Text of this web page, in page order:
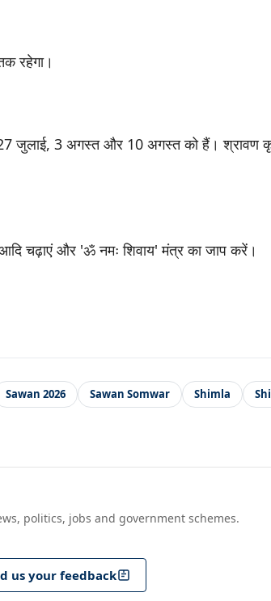
रहेगा।
जुलाई, 3 अगस्त और 10 अगस्त को हैं। श्रावण
चढ़ाएं और 'ॐ नमः शिवाय' मंत्र का जाप करें।
Sawan 2026 Sawan Somwar Shimla
politics, jobs and government schemes.
us your feedback